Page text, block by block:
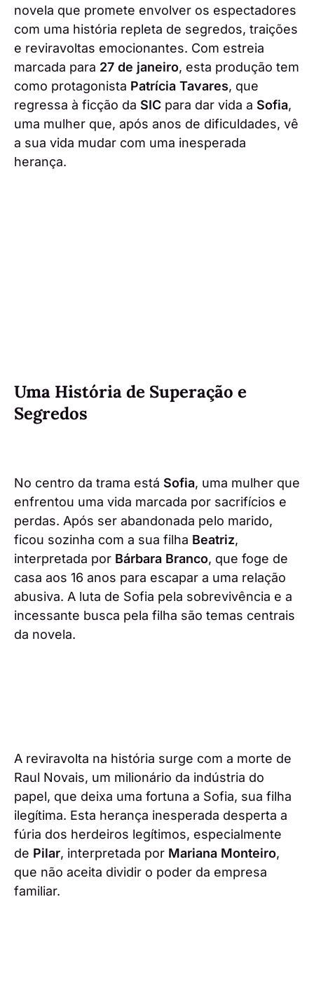
novela que promete envolver os espectadores
com uma história repleta de segredos, traições
e reviravoltas emocionantes. Com estreia
marcada para 27 de janeiro, esta produção tem
como protagonista Patrícia Tavares, que
regressa à ficção da SIC para dar vida a Sofia,
uma mulher que, após anos de dificuldades, vê
a sua vida mudar com uma inesperada
herança.
Uma História de Superação e
Segredos
No centro da trama está Sofia, uma mulher que
enfrentou uma vida marcada por sacrifícios e
perdas. Após ser abandonada pelo marido,
ficou sozinha com a sua filha Beatriz,
interpretada por Bárbara Branco, que foge de
casa aos 16 anos para escapar a uma relação
abusiva. A luta de Sofia pela sobrevivência e a
incessante busca pela filha são temas centrais
da novela.
A reviravolta na história surge com a morte de
Raul Novais, um milionário da indústria do
papel, que deixa uma fortuna a Sofia, sua filha
ilegítima. Esta herança inesperada desperta a
fúria dos herdeiros legítimos, especialmente
de Pilar, interpretada por Mariana Monteiro,
que não aceita dividir o poder da empresa
familiar.